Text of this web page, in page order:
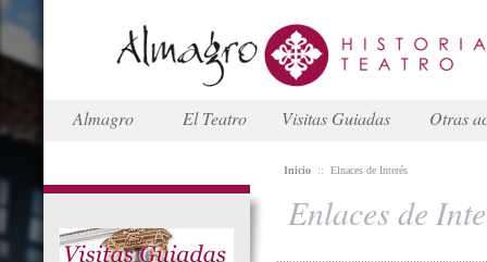
Almagro El Teatro Visitas Guiadas Otras
Inicio :: Elnaces de Interés
Enlaces de